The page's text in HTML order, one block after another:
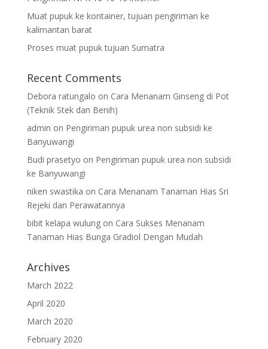
Muat pupuk ke kontainer, tujuan pengiriman ke
kalimantan barat
Proses muat pupuk tujuan Sumatra
Recent Comments
Debora ratungalo on Cara Menanam Ginseng di Pot
(Teknik Stek dan Benih)
admin on Pengiriman pupuk urea non subsidi ke
Banyuwangi
Budi prasetyo on Pengiriman pupuk urea non subsidi
ke Banyuwangi
niken swastika on Cara Menanam Tanaman Hias Sri
Rejeki dan Perawatannya
bibit kelapa wulungon Cara Sukses Menanam
Tanaman Hias Bunga Gradiol Dengan Mudah
Archives
March 2022
April 2020
March 2020
February 2020